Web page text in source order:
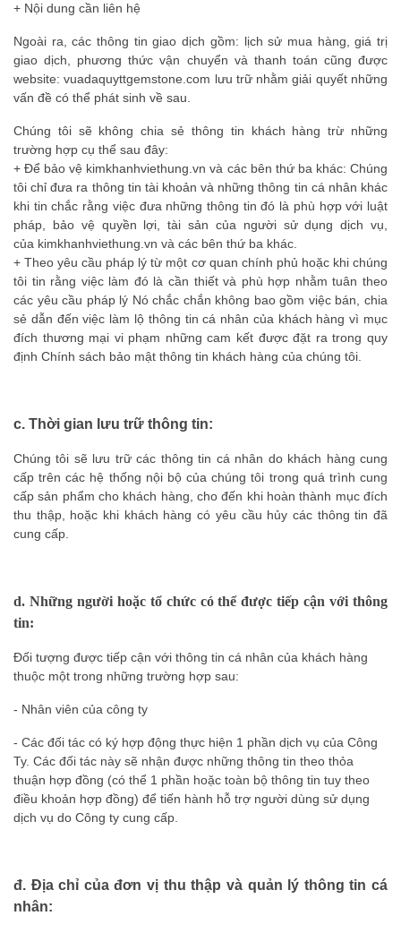
+ Nội dung cần liên hệ
Ngoài ra, các thông tin giao dịch gồm: lịch sử mua hàng, giá trị
giao dịch, phương thức vận chuyển và thanh toán cũng được
website:vuadaquyttgemstone.com lưu trữ nhằm giải quyết những
vấn đề có thể phát sinh về sau.
Chúng tôi sẽ không chia sẻ thông tin khách hàng trừ những
trường hợp cụ thể sau đây:
+ Để bảo vệ kimkhanhviethung.vn và các bên thứ ba khác: Chúng
tôi chỉ đưa ra thông tin tài khoản và những thông tin cá nhân khác
khi tin chắc rằng việc đưa những thông tin đó là phù hợp với luật
pháp, bảo vệ quyền lợi, tài sản của người sử dụng dịch vụ,
của kimkhanhviethung.vn và các bên thứ ba khác.
+ Theo yêu cầu pháp l‎ý từ một cơ quan chính phủ hoặc khi chúng
tôi tin rằng việc làm đó là cần thiết và phù hợp nhằm tuân theo
các yêu cầu pháp l‎ý Nó chắc chắn không bao gồm việc bán, chia
sẻ dẫn đến việc làm lộ thông tin cá nhân của khách hàng vì mục
đích thương mại vi phạm những cam kết được đặt ra trong quy
định Chính sách bảo mật thông tin khách hàng của chúng tôi.
c. Thời gian lưu trữ thông tin:
Chúng tôi sẽ lưu trữ các thông tin cá nhân do khách hàng cung
cấp trên các hệ thống nội bộ của chúng tôi trong quá trình cung
cấp sản phẩm cho khách hàng, cho đến khi hoàn thành mục đích
thu thập, hoặc khi khách hàng có yêu cầu hủy các thông tin đã
cung cấp.
d. Những người hoặc tổ chức có thể được tiếp cận với thông
tin:
Đối tượng được tiếp cận với thông tin cá nhân của khách hàng
thuộc một trong những trường hợp sau:
- Nhân viên của công ty
- Các đối tác có ký hợp động thực hiện 1 phần dịch vụ của Công
Ty. Các đối tác này sẽ nhận được những thông tin theo thỏa
thuận hợp đồng (có thể 1 phần hoặc toàn bộ thông tin tuy theo
điều khoản hợp đồng) để tiến hành hỗ trợ người dùng sử dụng
dịch vụ do Công ty cung cấp.
đ. Địa chỉ của đơn vị thu thập và quản lý thông tin cá
nhân: